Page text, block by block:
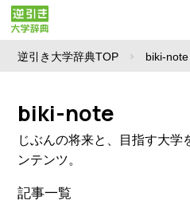
逆引き大学辞典TOP biki-note
biki-note
じぶんの将来と、目指す大学
ンテンツ。
記事一覧